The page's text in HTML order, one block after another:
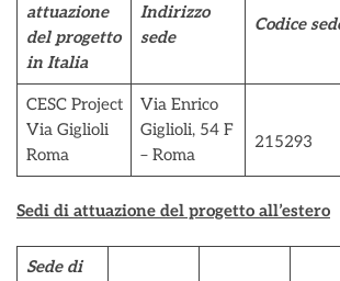
attuazione
del progetto
in Italia
Indirizzo
sede
Codice
CESC Project
Via Giglioli
Roma
Via Enrico
Giglioli, 54 F
– Roma
215293
Sedi di attuazione del progetto all’estero
Sede di